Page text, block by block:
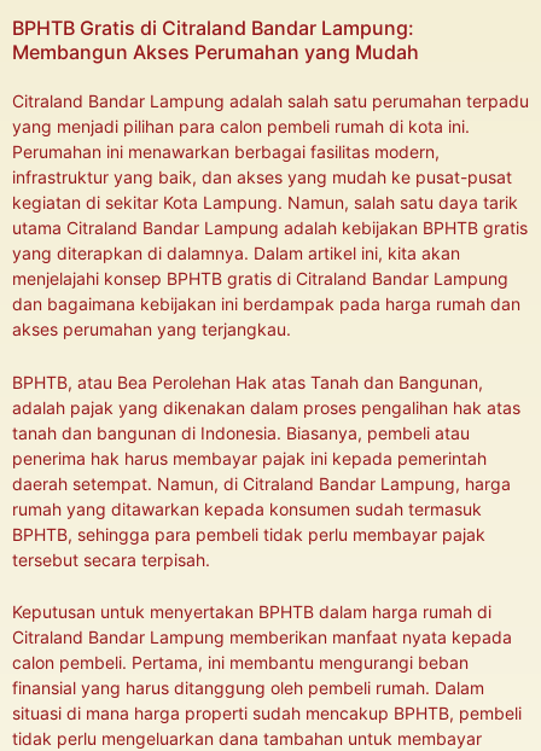
BPHTB Gratis di Citraland Bandar Lampung:
Membangun Akses Perumahan yang Mudah
Citraland Bandar Lampung adalah salah satu perumahan terpadu
yang menjadi pilihan para calon pembeli rumah di kota ini.
Perumahan ini menawarkan berbagai fasilitas modern,
infrastruktur yang baik, dan akses yang mudah ke pusat-pusat
kegiatan di sekitar Kota Lampung. Namun, salah satu daya tarik
utama Citraland Bandar Lampung adalah kebijakan BPHTB gratis
yang diterapkan di dalamnya. Dalam artikel ini, kita akan
menjelajahi konsep BPHTB gratis di Citraland Bandar Lampung
dan bagaimana kebijakan ini berdampak pada harga rumah dan
akses perumahan yang terjangkau.
BPHTB, atau Bea Perolehan Hak atas Tanah dan Bangunan,
adalah pajak yang dikenakan dalam proses pengalihan hak atas
tanah dan bangunan di Indonesia. Biasanya, pembeli atau
penerima hak harus membayar pajak ini kepada pemerintah
daerah setempat. Namun, di Citraland Bandar Lampung, harga
rumah yang ditawarkan kepada konsumen sudah termasuk
BPHTB, sehingga para pembeli tidak perlu membayar pajak
tersebut secara terpisah.
Keputusan untuk menyertakan BPHTB dalam harga rumah di
Citraland Bandar Lampung memberikan manfaat nyata kepada
calon pembeli. Pertama, ini membantu mengurangi beban
finansial yang harus ditanggung oleh pembeli rumah. Dalam
situasi di mana harga properti sudah mencakup BPHTB, pembeli
tidak perlu mengeluarkan dana tambahan untuk membayar